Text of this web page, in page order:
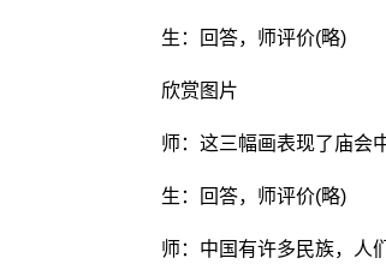
生：回答，师评价(略)
欣赏图片
师：这三幅画表现了庙会中
生：回答，师评价(略)
师：中国有许多民族，人们